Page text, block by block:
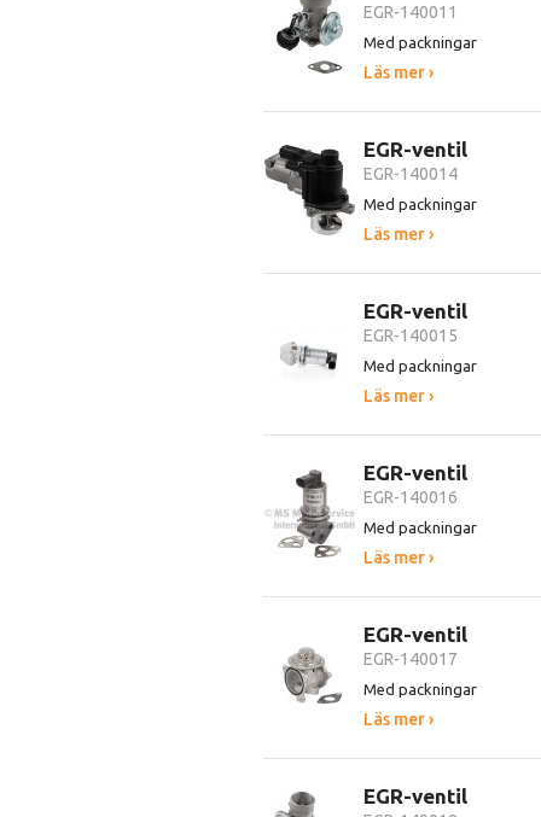
EGR-140011
Med packningar
Läs mer ›
EGR-ventil
EGR-140014
Med packningar
Läs mer ›
EGR-ventil
EGR-140015
Med packningar
Läs mer ›
EGR-ventil
EGR-140016
Med packningar
Läs mer ›
EGR-ventil
EGR-140017
Med packningar
Läs mer ›
EGR-ventil